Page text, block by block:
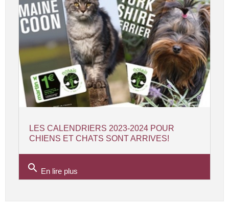
LES CALENDRIERS 2023-2024 POUR
CHIENS ET CHATS SONT ARRIVES!
search En lire plus